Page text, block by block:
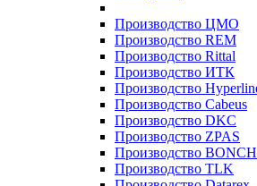
Производство ЦМО
Производство REM
Производство Rittal
Производство ИТК
Производство
Производство Cabeus
Производство DKC
Производство ZPAS
Производство
Производство TLK